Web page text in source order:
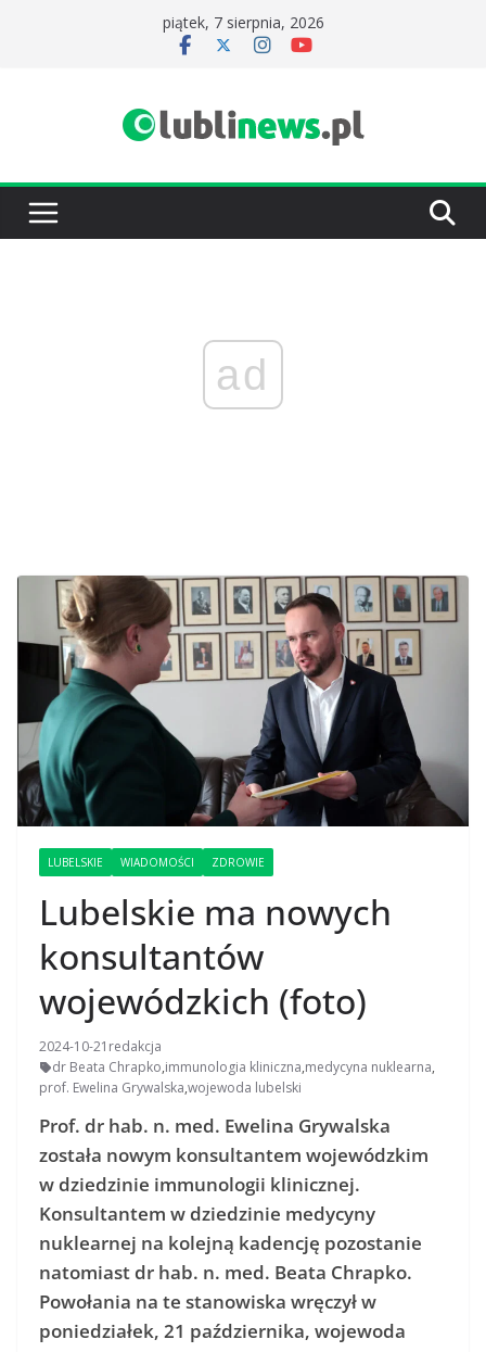
piątek, 7 sierpnia, 2026
ad
LUBELSKIE WIADOMOŚCI ZDROWIE
Lubelskie ma nowych
konsultantów
wojewódzkich (foto)
2024-10-21 redakcja
dr Beata Chrapko,immunologia kliniczna,medycyna nuklearna,
prof. Ewelina Grywalska,wojewoda lubelski
Prof. dr hab. n. med. Ewelina Grywalska
została nowym konsultantem wojewódzkim
w dziedzinie immunologii klinicznej.
Konsultantem w dziedzinie medycyny
nuklearnej na kolejną kadencję pozostanie
natomiast dr hab. n. med. Beata Chrapko.
Powołania na te stanowiska wręczył w
poniedziałek, 21 października, wojewoda